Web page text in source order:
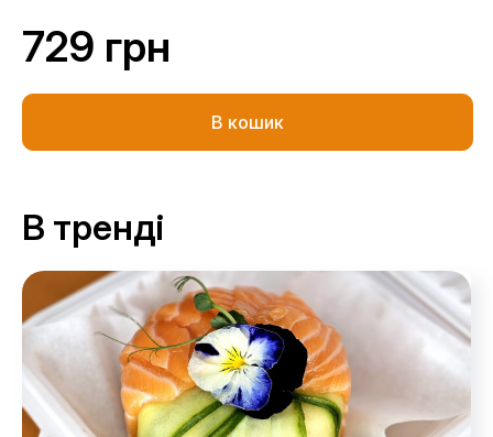
729 грн
В кошик
В тренді